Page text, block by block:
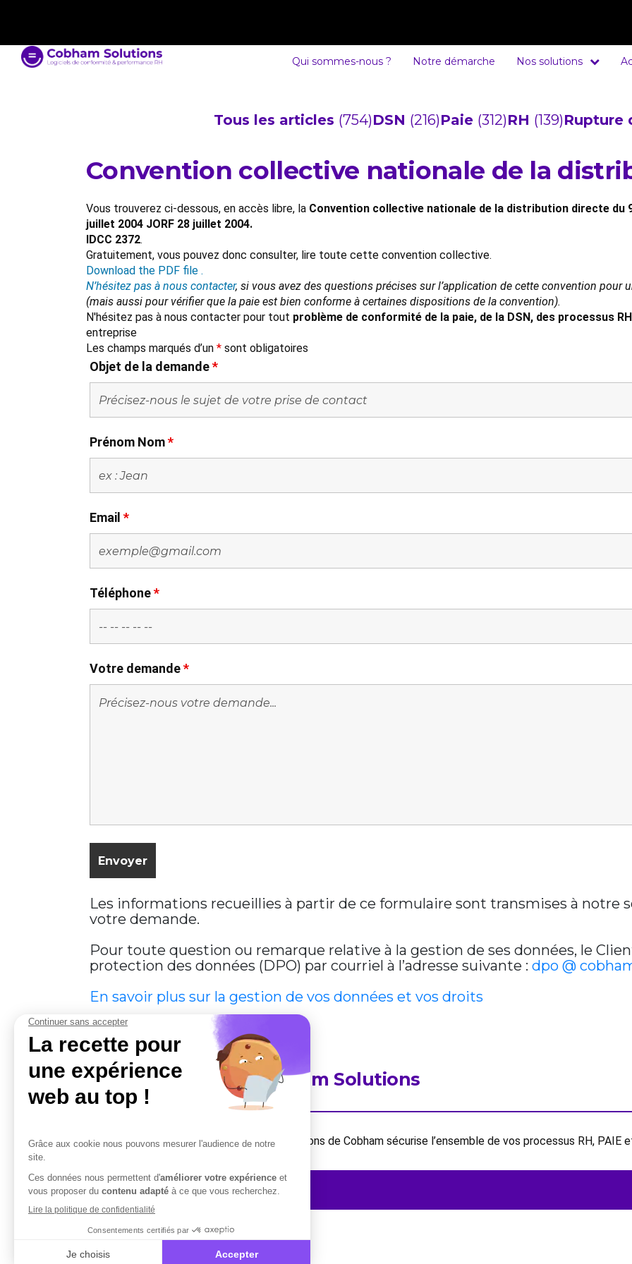
Qui sommes-nous ? Notre démarche Nos solutions
Tous les articles (754)DSN (216)Paie (312)RH (139)Rupture
Convention collective nationale de la
Vous trouverez ci-dessous, en accès libre, la Convention collective nationale de la distribution directe du
juillet 2004 JORF 28 juillet 2004.
IDCC 2372.
Gratuitement, vous pouvez donc consulter, lire toute cette convention collective.
Download the PDF file .
N’hésitez pas à nous contacter, si vous avez des questions précises sur l’application de cette convention pour
(mais aussi pour vérifier que la paie est bien conforme à certaines dispositions de la convention).
N'hésitez pas à nous contacter pour tout problème de conformité de la paie, de la DSN, des processus
entreprise
Les champs marqués d’un * sont obligatoires
Objet de la demande*
Prénom Nom*
Email *
Téléphone*
Votre demande*
Les informations recueillies à partir de ce formulaire sont transmises à notre
votre demande.
Pour toute question ou remarque relative à la gestion de ses données, le
protection des données (DPO) par courriel à l’adresse suivante : dpo @
En savoir plus sur la gestion de vos données et vos droits
En savoir plus sur Cobham Solutions
Destiné aux professionnels, la suite de solutions de Cobham sécurise l’ensemble de vos processus RH, PAIE
Contactez-nous